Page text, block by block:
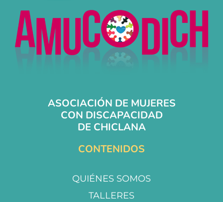
ASOCIACIÓN DE MUJERES
CON DISCAPACIDAD
DE CHICLANA
CONTENIDOS
QUIÉNES SOMOS
TALLERES